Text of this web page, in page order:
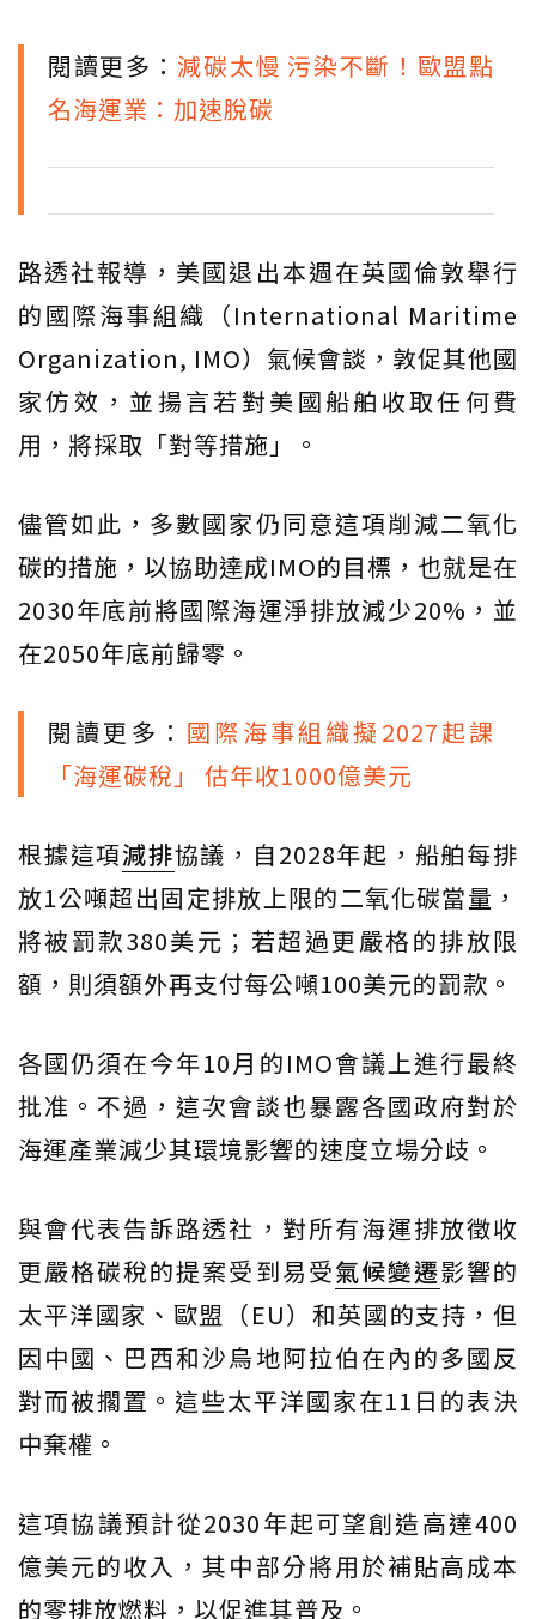
閱讀更多： 減碳太慢 污染不斷！歐盟點
名海運業：加速脫碳
路透社報導，美國退出本週在英國倫敦舉行
的國際海事組織（International Maritime
Organization, IMO）氣候會談，敦促其他國
家仿效，並揚言若對美國船舶收取任何費
用，將採取「對等措施」。
儘管如此，多數國家仍同意這項削減二氧化
碳的措施，以協助達成IMO的目標，也就是在
2030年底前將國際海運淨排放減少20%，並
在2050年底前歸零。
閱讀更多： 國際海事組織擬2027起課
「海運碳稅」 估年收1000億美元
根據這項減排協議，自2028年起，船舶每排
放1公噸超出固定排放上限的二氧化碳當量，
將被罰款380美元；若超過更嚴格的排放限
額，則須額外再支付每公噸100美元的罰款。
各國仍須在今年10月的IMO會議上進行最終
批准。不過，這次會談也暴露各國政府對於
海運產業減少其環境影響的速度立場分歧。
與會代表告訴路透社，對所有海運排放徵收
更嚴格碳稅的提案受到易受氣候變遷影響的
太平洋國家、歐盟（EU）和英國的支持，但
因中國、巴西和沙烏地阿拉伯在內的多國反
對而被擱置。這些太平洋國家在11日的表決
中棄權。
這項協議預計從2030年起可望創造高達400
億美元的收入，其中部分將用於補貼高成本
的零排放燃料，以促進其普及。